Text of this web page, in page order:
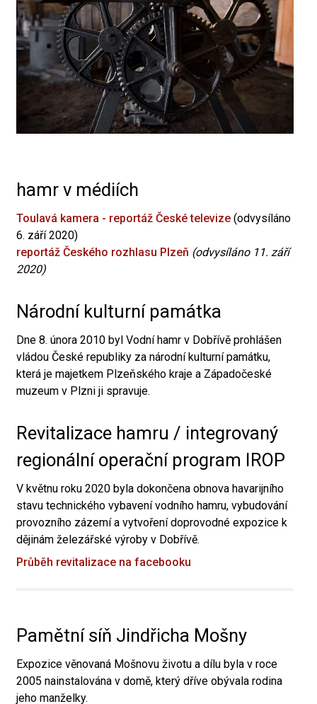
hamr v médiích
Toulavá kamera - reportáž České televize (odvysíláno
6. září 2020)
reportáž Českého rozhlasu Plzeň (odvysíláno 11. září
2020)
Národní kulturní památka
Dne 8. února 2010 byl Vodní hamr v Dobřívě prohlášen
vládou České republiky za národní kulturní památku,
která je majetkem Plzeňského kraje a Západočeské
muzeum v Plzni ji spravuje.
Revitalizace hamru / integrovaný
regionální operační program IROP
V květnu roku 2020 byla dokončena obnova havarijního
stavu technického vybavení vodního hamru, vybudování
provozního zázemí a vytvoření doprovodné expozice k
dějinám železářské výroby v Dobřívě.
Průběh revitalizace na facebooku
Pamětní síň Jindřicha Mošny
Expozice věnovaná Mošnovu životu a dílu byla v roce
2005 nainstalována v domě, který dříve obývala rodina
jeho manželky.